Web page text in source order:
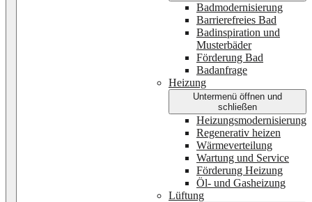
Badmodernisierung
Barrierefreies Bad
Badinspiration und
Musterbäder
Förderung Bad
Badanfrage
Heizung
Untermenü öffnen und
schließen
Heizungsmodernisierung
Regenerativ heizen
Wärmeverteilung
Wartung und Service
Förderung Heizung
Öl- und Gasheizung
Lüftung